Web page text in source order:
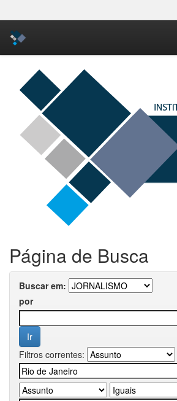
Skip
navigation
Página de Busca
Buscar em:
por
Filtros correntes: